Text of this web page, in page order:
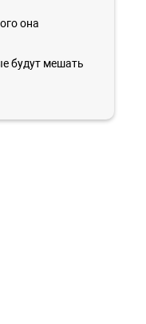
она
будут мешать